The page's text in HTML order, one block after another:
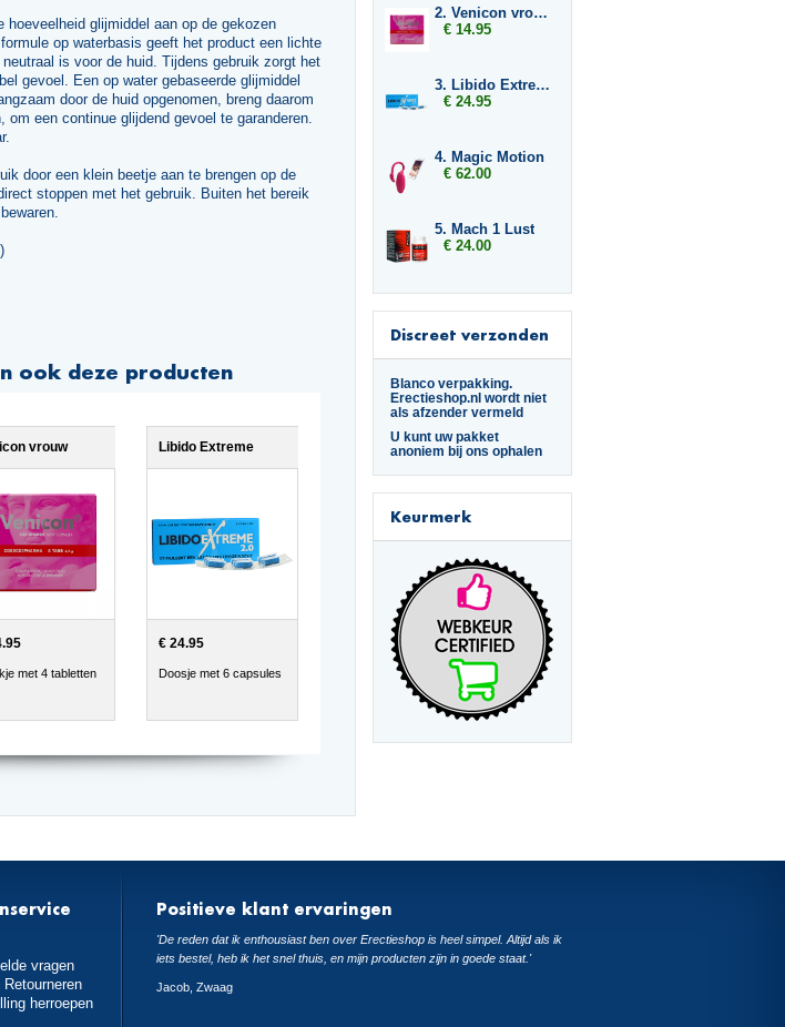
hoeveelheid glijmiddel aan op de gekozen
op waterbasis geeft het product een lichte
is voor de huid. Tijdens gebruik zorgt het
gevoel. Een op water gebaseerde glijmiddel
door de huid opgenomen, breng daarom
een continue glijdend gevoel te garanderen.
door een klein beetje aan te brengen op de
stoppen met het gebruik. Buiten het bereik
ook deze producten
vrouw
met 4 tabletten
Libido Extreme
€ 24.95
Doosje met 6 capsules
2. Venicon vrouw
€ 14.95
3. Libido Extreme
€ 24.95
4. Magic Motion
€ 62.00
5. Mach 1 Lust
€ 24.00
Discreet verzonden
Blanco verpakking.
Erectieshop.nl wordt niet
als afzender vermeld
U kunt uw pakket
anoniem bij ons ophalen
Keurmerk
vragen
Retourneren
herroepen
Positieve klant ervaringen
'De reden dat ik enthousiast ben over Erectieshop is heel simpel. Altijd als ik
iets bestel, heb ik het snel thuis, en mijn producten zijn in goede staat.'
Jacob, Zwaag